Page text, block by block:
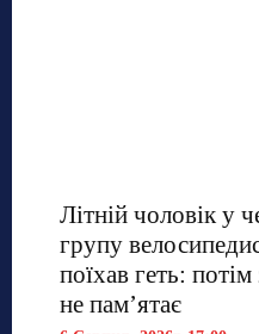
Літній чоловік у
групу
поїхав геть:
не пам’ятає